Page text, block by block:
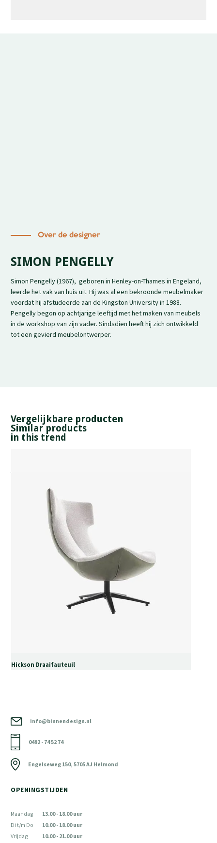
Over de designer
SIMON PENGELLY
Simon Pengelly (1967), geboren in Henley-on-Thames in Engeland,
leerde het vak van huis uit. Hij was al een bekroonde meubelmaker
voordat hij afstudeerde aan de Kingston University in 1988.
Pengelly begon op achtjarige leeftijd met het maken van meubels
in de workshop van zijn vader. Sindsdien heeft hij zich ontwikkeld
tot een gevierd meubelontwerper.
Vergelijkbare producten
Similar products
in this trend
Hickson Draaifauteuil
info@binnendesign.nl
0492 - 74 52 74
Engelseweg 150, 5705 AJ Helmond
OPENINGSTIJDEN
Maandag
Di t/m Do
Vrijdag
13.00 - 18.00 uur
10.00 - 18.00 uur
10.00 - 21.00 uur